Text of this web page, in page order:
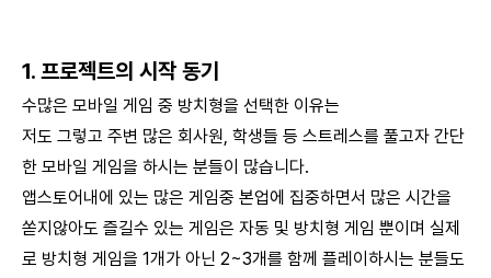
1. 프로젝트의 시작 동기
수많은 모바일 게임 중 방치형을 선택한 이유는
저도 그렇고 주변 많은 회사원, 학생들 등 스트레스를 풀고자 간단
한 모바일 게임을 하시는 분들이 많습니다.
앱스토어내에 있는 많은 게임중 본업에 집중하면서 많은 시간을
쏟지않아도 즐길수 있는 게임은 자동 및 방치형 게임 뿐이며 실제
로 방치형 게임을 1개가 아닌 2~3개를 함께 플레이하시는 분들도